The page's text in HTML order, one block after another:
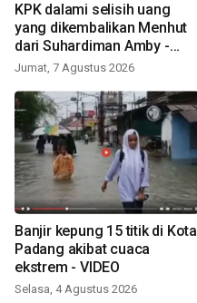
KPK dalami selisih uang
yang dikembalikan Menhut
dari Suhardiman Amby -
VIDEO
Jumat, 7 Agustus 2026
Banjir kepung 15 titik di Kota
Padang akibat cuaca
ekstrem - VIDEO
Selasa, 4 Agustus 2026